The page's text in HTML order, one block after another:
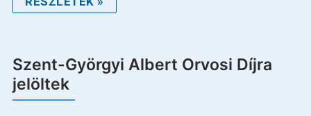
Szent-Györgyi Albert Orvosi Díjra
jelöltek